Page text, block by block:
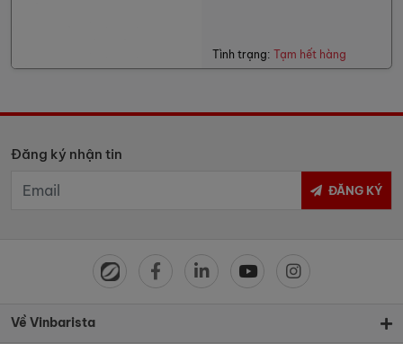
Tình trạng: Tạm hết hàng
Đăng ký nhận tin
ĐĂNG KÝ
Về Vinbarista